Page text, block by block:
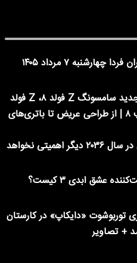
فوری | ادارات تهران فردا چهارشنبه ۷ مرداد ۱۴۰۵
معرفی سه مدل جدید سامسونگ Z فولد ۸، Z فولد
۸ اولترا و Z فلیپ ۸ | از طراحی عریض تا باتری‌های
ایلان ماسک: پول در سال ۲۰۳۶ دیگر اهمیتی نخواهد
عشق ابدی ۳ کیست؟
توربوشوت «دایکاپ» در کارستان
+ تصاویر